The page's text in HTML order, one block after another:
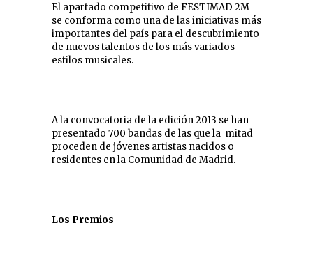
El apartado competitivo de FESTIMAD 2M
se conforma como una de las iniciativas más
importantes del país para el descubrimiento
de nuevos talentos de los más variados
estilos musicales.
A la convocatoria de la edición 2013 se han
presentado 700 bandas de las que la mitad
proceden de jóvenes artistas nacidos o
residentes en la Comunidad de Madrid.
Los Premios